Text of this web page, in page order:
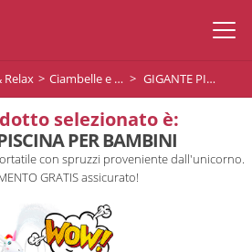
Relax Ciambelle e materassini gonfiabili GIGANTE PISCINA PER BAMBINI
selezionato è:
PER BAMBINI
con spruzzi proveniente dall'unicorno.
GRATIS assicurato!